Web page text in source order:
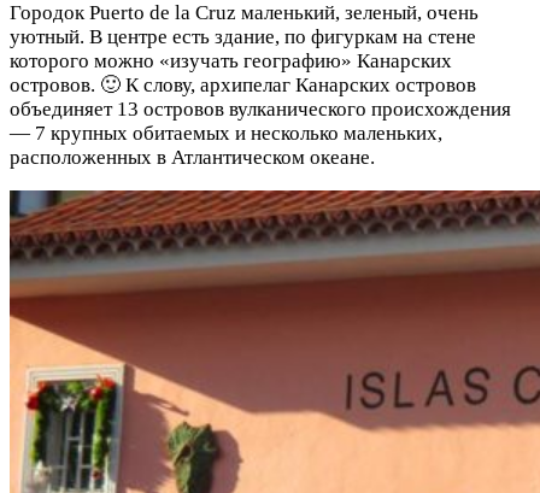
Городок Puerto de la Cruz маленький, зеленый, очень
уютный. В центре есть здание, по фигуркам на стене
которого можно «изучать географию» Канарских
островов. 🙂 К слову, архипелаг Канарских островов
объединяет 13 островов вулканического происхождения
— 7 крупных обитаемых и несколько маленьких,
расположенных в Атлантическом океане.